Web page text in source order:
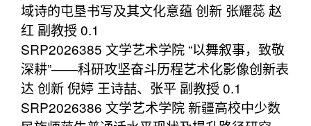
域诗的屯垦书写及其文化意蕴 创新 张耀蕊 赵
红 副教授 0.1
SRP2026385 文学艺术学院 “以舞叙事，致敬
深耕”——科研攻坚奋斗历程艺术化影像创新表
达 创新 倪婷 王诗喆、张平 副教授 0.1
SRP2026386 文学艺术学院 新疆高校中少数